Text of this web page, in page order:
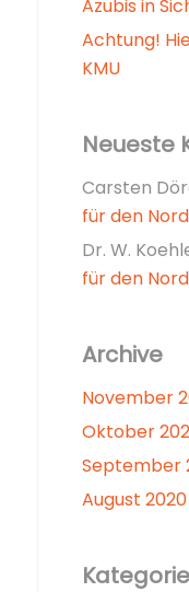
Azubis in
Achtung!
KMU
Neueste
Carsten
für den
Dr. W.
für den
Archive
November
Oktober
September
August 2020